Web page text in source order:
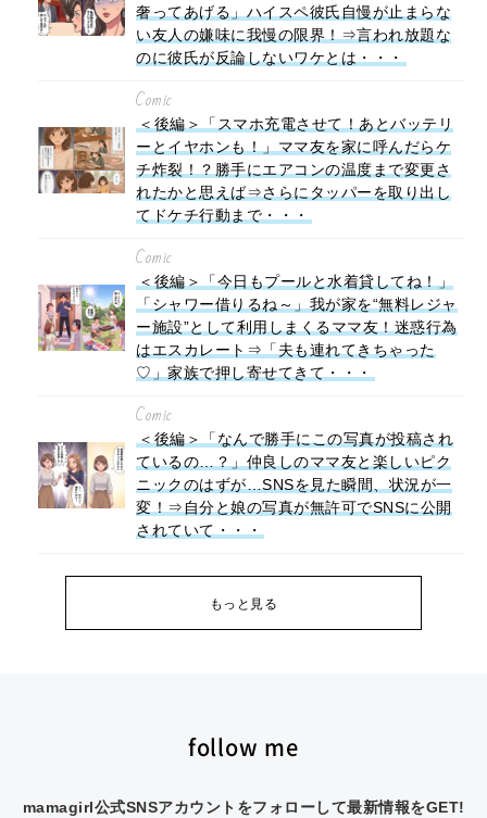
奢ってあげる」ハイスペ彼氏自慢が止まらな
い友人の嫌味に我慢の限界！⇒言われ放題な
のに彼氏が反論しないワケとは・・・
Comic
＜後編＞「スマホ充電させて！あとバッテリ
ーとイヤホンも！」ママ友を家に呼んだらケ
チ炸裂！？勝手にエアコンの温度まで変更さ
れたかと思えば⇒さらにタッパーを取り出し
てドケチ行動まで・・・
Comic
＜後編＞「今日もプールと水着貸してね！」
「シャワー借りるね～」我が家を“無料レジャ
ー施設”として利用しまくるママ友！迷惑行為
はエスカレート⇒「夫も連れてきちゃった
♡」家族で押し寄せてきて・・・
Comic
＜後編＞「なんで勝手にこの写真が投稿され
ているの…？」仲良しのママ友と楽しいピク
ニックのはずが…SNSを見た瞬間、状況が一
変！⇒自分と娘の写真が無許可でSNSに公開
されていて・・・
もっと見る
follow me
mamagirl公式SNSアカウントをフォローして最新情報をGET!